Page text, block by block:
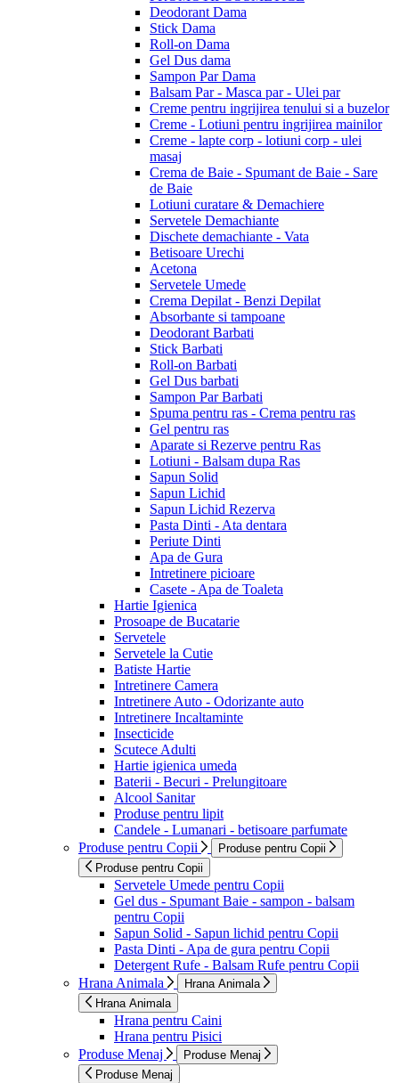
Deodorant Dama
Stick Dama
Roll-on Dama
Gel Dus dama
Sampon Par Dama
Balsam Par - Masca par - Ulei par
Creme pentru ingrijirea tenului si a buzelor
Creme - Lotiuni pentru ingrijirea mainilor
Creme - lapte corp - lotiuni corp - ulei
masaj
Crema de Baie - Spumant de Baie - Sare
de Baie
Lotiuni curatare & Demachiere
Servetele Demachiante
Dischete demachiante - Vata
Betisoare Urechi
Acetona
Servetele Umede
Crema Depilat - Benzi Depilat
Absorbante si tampoane
Deodorant Barbati
Stick Barbati
Roll-on Barbati
Gel Dus barbati
Sampon Par Barbati
Spuma pentru ras - Crema pentru ras
Gel pentru ras
Aparate si Rezerve pentru Ras
Lotiuni - Balsam dupa Ras
Sapun Solid
Sapun Lichid
Sapun Lichid Rezerva
Pasta Dinti - Ata dentara
Periute Dinti
Apa de Gura
Intretinere picioare
Casete - Apa de Toaleta
Hartie Igienica
Prosoape de Bucatarie
Servetele
Servetele la Cutie
Batiste Hartie
Intretinere Camera
Intretinere Auto - Odorizante auto
Intretinere Incaltaminte
Insecticide
Scutece Adulti
Hartie igienica umeda
Baterii - Becuri - Prelungitoare
Alcool Sanitar
Produse pentru lipit
Candele - Lumanari - betisoare parfumate
Produse pentru Copii
Produse pentru Copii
Produse pentru Copii
Servetele Umede pentru Copii
Gel dus - Spumant Baie - sampon - balsam
pentru Copii
Sapun Solid - Sapun lichid pentru Copii
Pasta Dinti - Apa de gura pentru Copii
Detergent Rufe - Balsam Rufe pentru Copii
Hrana Animala
Hrana Animala
Hrana Animala
Hrana pentru Caini
Hrana pentru Pisici
Produse Menaj
Produse Menaj
Produse Menaj